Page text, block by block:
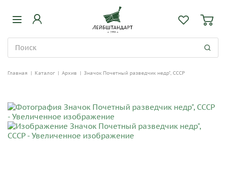
Главная | Каталог | Архив | Значок Почетный разведчик недр", СССР